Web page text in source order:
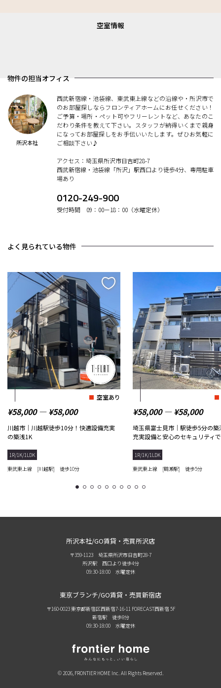
空室情報
物件の担当オフィス
所沢本社
西武新宿線・池袋線、東武東上線などの沿線や・所沢市で
のお部屋探しならフロンティアホームにお任せください！
ご予算・場所・ペット可やフリーレントなど、あなたのこ
だわり条件を教えて下さい。スタッフが納得いくまで親身
になってお部屋探しをお手伝いいたします。ぜひお気軽に
ご相談下さい♪
アクセス：埼玉県所沢市日吉町28-7
西武新宿線・池袋線「所沢」駅西口より徒歩4分、専用駐車
場あり
0120-249-900
受付時間 09：00ー18：00（水曜定休）
よく見られている物件
空室あり
¥58,000 ― ¥58,000
川越市｜川越駅徒歩10分！快適設備充実
の築浅1K
1R/1K/1LDK
東武東上線 [川越駅] 徒歩10分
¥58,000 ― ¥58,000
埼玉県富士見市｜駅徒歩5分の築
充実設備と安心のセキュリティ
1R/1K/1LDK
東武東上線 [鶴瀬駅] 徒歩5分
1 2 3 4 5 6 7 8 9 10
所沢本社/GO賃貸・売買所沢店
〒359-1123 埼玉県所沢市日吉町28-7
所沢駅 西口より徒歩4分
09:30-18:00 水曜定休
東京ブランチ/GO賃貸・売買新宿店
〒160-0023 東京都新宿区西新宿7-16-11 FORECAST西新宿 5F
新宿駅 徒歩8分
09:30-18:00 水曜定休
© 2026, FRONTIER HOME Inc. All Rights Reserved.